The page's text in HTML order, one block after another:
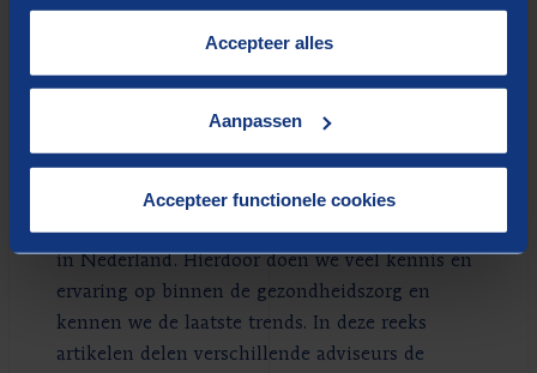
cookies op onze website treft u in onze
Accepteer alles
Aanpassen
Accepteer functionele cookies
Vier hoekstenen van de
ziekenhuiszorg
Bij Berenschot werken we actief mee aan de
organisatiestructuur en
samenwerkingsverbanden binnen ziekenhuizen
in Nederland. Hierdoor doen we veel kennis en
ervaring op binnen de gezondheidszorg en
kennen we de laatste trends. In deze reeks
artikelen delen verschillende adviseurs de